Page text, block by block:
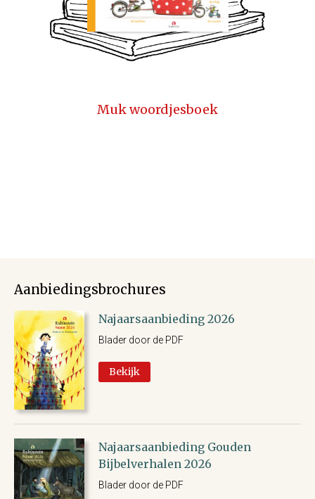
Muk woordjesboek
Aanbiedingsbrochures
Najaarsaanbieding 2026
Blader door de PDF
Bekijk
Najaarsaanbieding Gouden
Bijbelverhalen 2026
Blader door de PDF